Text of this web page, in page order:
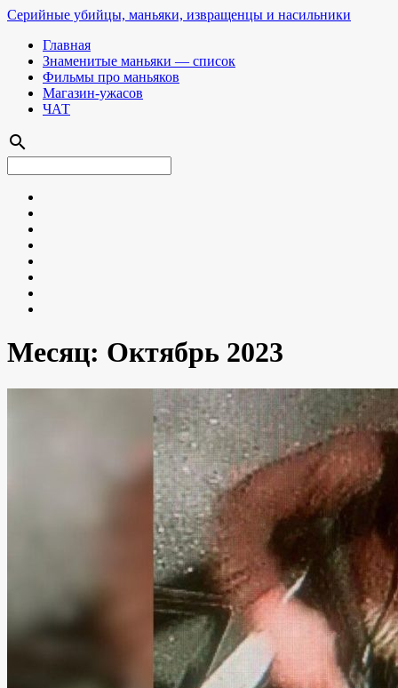
Серийные убийцы, маньяки, извращенцы и насильники
Главная
Знаменитые маньяки — список
Фильмы про маньяков
Магазин-ужасов
ЧАТ
search
Месяц: Октябрь 2023